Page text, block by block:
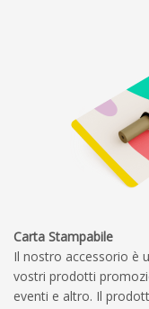
Carta Stampabile
Il nostro accessorio è
vostri prodotti
eventi e altro. Il